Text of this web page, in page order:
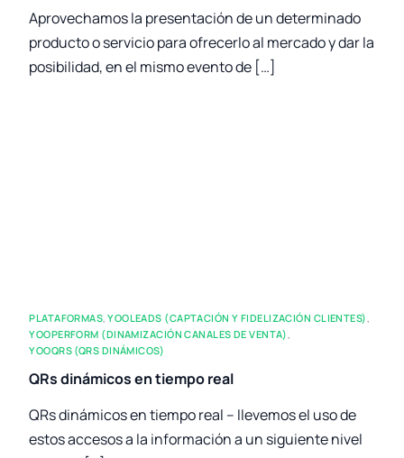
Aprovechamos la presentación de un determinado
producto o servicio para ofrecerlo al mercado y dar la
posibilidad, en el mismo evento de […]
PLATAFORMAS,YOOLEADS (CAPTACIÓN Y FIDELIZACIÓN CLIENTES),
YOOPERFORM (DINAMIZACIÓN CANALES DE VENTA),
YOOQRS (QRS DINÁMICOS)
QRs dinámicos en tiempo real
QRs dinámicos en tiempo real – llevemos el uso de
estos accesos a la información a un siguiente nivel